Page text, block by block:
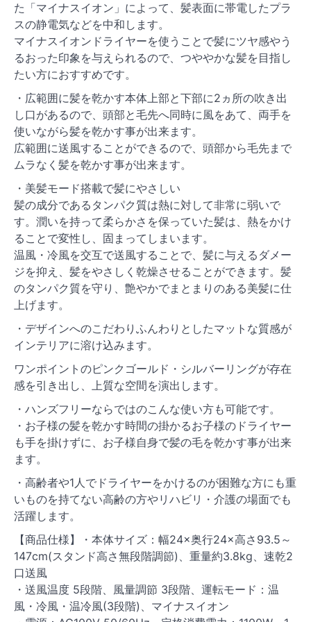
た「マイナスイオン」によって、髪表面に帯電したプラ
スの静電気などを中和します。
マイナスイオンドライヤーを使うことで髪にツヤ感やう
るおった印象を与えられるので、つややかな髪を目指し
たい方におすすめです。
・広範囲に髪を乾かす本体上部と下部に2ヵ所の吹き出
し口があるので、頭部と毛先へ同時に風をあて、両手を
使いながら髪を乾かす事が出来ます。
広範囲に送風することができるので、頭部から毛先まで
ムラなく髪を乾かす事が出来ます。
・美髪モード搭載で髪にやさしい
髪の成分であるタンパク質は熱に対して非常に弱いで
す。潤いを持って柔らかさを保っていた髪は、熱をかけ
ることで変性し、固まってしまいます。
温風・冷風を交互で送風することで、髪に与えるダメー
ジを抑え、髪をやさしく乾燥させることができます。髪
のタンパク質を守り、艶やかでまとまりのある美髪に仕
上げます。
・デザインへのこだわりふんわりとしたマットな質感が
インテリアに溶け込みます。
ワンポイントのピンクゴールド・シルバーリングが存在
感を引き出し、上質な空間を演出します。
・ハンズフリーならではのこんな使い方も可能です。
・お子様の髪を乾かす時間の掛かるお子様のドライヤー
も手を掛けずに、お子様自身で髪の毛を乾かす事が出来
ます。
・高齢者や1人でドライヤーをかけるのが困難な方にも重
いものを持てない高齢の方やリハビリ・介護の場面でも
活躍します。
【商品仕様】・本体サイズ：幅24×奥行24×高さ93.5～
147cm(スタンド高さ無段階調節)、重量約3.8kg、速乾2
口送風
・送風温度 5段階、風量調節 3段階、運転モード：温
風・冷風・温冷風(3段階)、マイナスイオン